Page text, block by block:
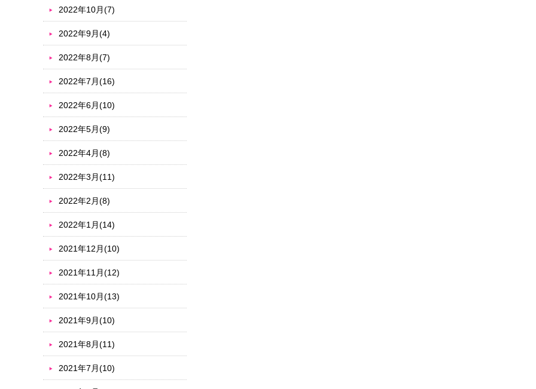
2022年10月(7)
2022年9月(4)
2022年8月(7)
2022年7月(16)
2022年6月(10)
2022年5月(9)
2022年4月(8)
2022年3月(11)
2022年2月(8)
2022年1月(14)
2021年12月(10)
2021年11月(12)
2021年10月(13)
2021年9月(10)
2021年8月(11)
2021年7月(10)